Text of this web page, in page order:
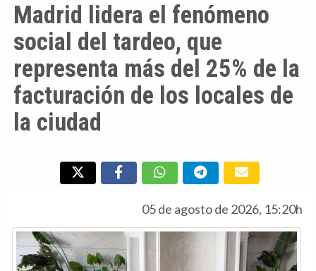
Madrid lidera el fenómeno
social del tardeo, que
representa más del 25% de la
facturación de los locales de
la ciudad
05 de agosto de 2026, 15:20h